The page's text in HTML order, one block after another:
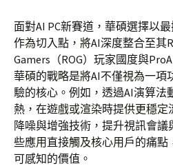
面對AI PC新賽道，華碩選擇以
作為切入點，將AI深度整合至其
Gamers（ROG）玩家國度與
華碩的戰略是將AI不僅視為一項
驗的核心。例如，透過AI演算法
熱，在遊戲或渲染時提供更穩定
降噪與增強技術，提升視訊會
些應用直接觸及核心用戶的痛點
可感知的價值。